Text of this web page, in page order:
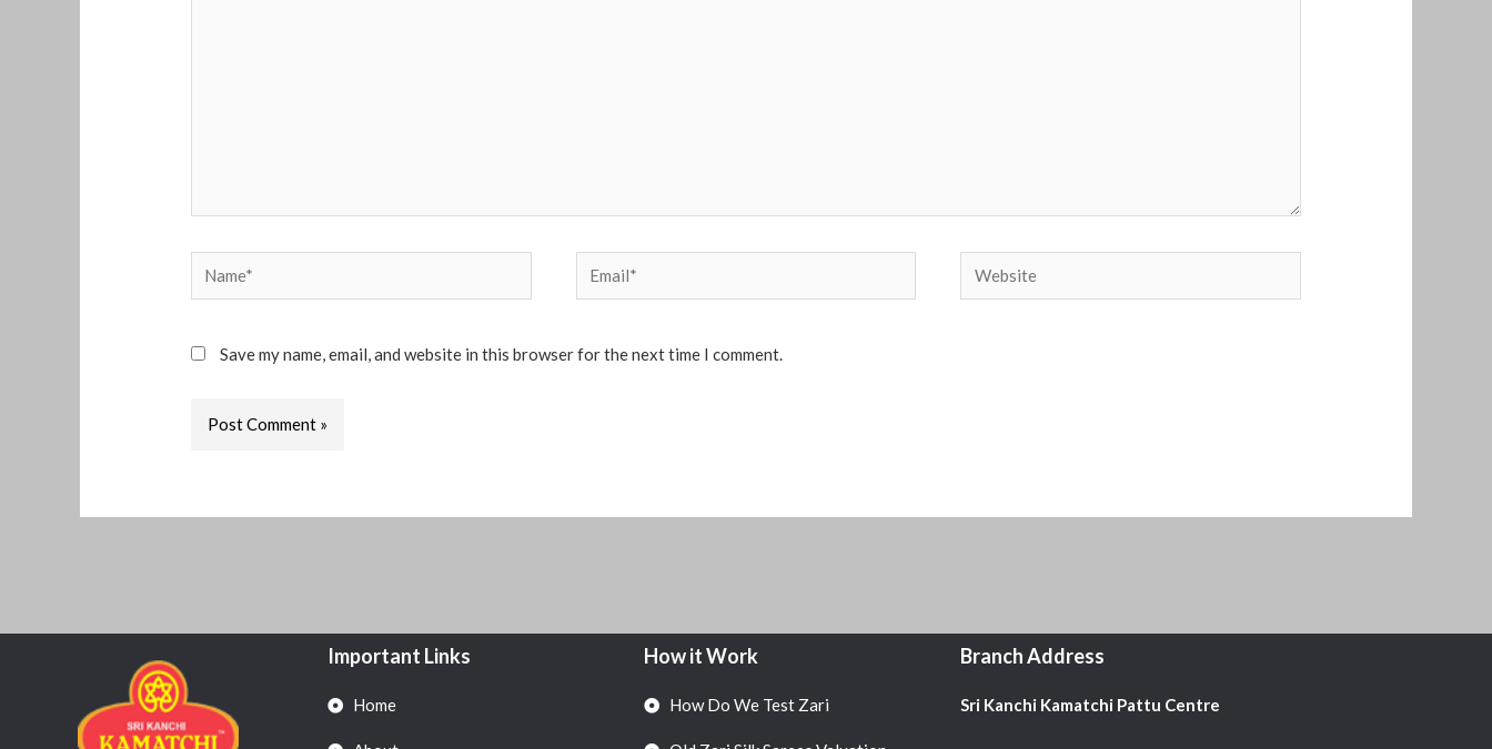
Name* Email* Website
Save my name, email, and website in this browser for the next time I comment.
Important Links
Home
How it Work
How Do We Test Zari
Branch Address
Sri Kanchi Kamatchi Pattu Centre